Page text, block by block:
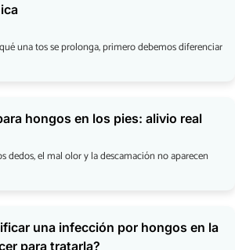
una tos se prolonga, primero debemos diferenciar
hongos en los pies: alivio real
dedos, el mal olor y la descamación no aparecen
una infección por hongos en la
para tratarla?